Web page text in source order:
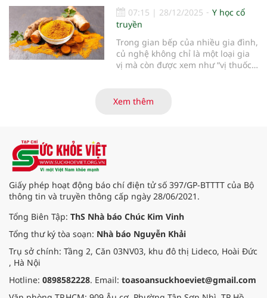
07:15 | 28/12/2025
Y học cổ
truyền
Trong gian bếp của nhiều gia đình,
củ nghệ không chỉ là một loại gia
vị mà còn được xem như “vị thuốc”
cho thấy nghệ mang lại không ít
Xem thêm
Giấy phép hoạt động báo chí điện tử số 397/GP-BTTTT của Bộ
thông tin và truyền thông cấp ngày 28/06/2021.
Tổng Biên Tập: ThS Nhà báo Chúc Kim Vinh
Tổng thư ký tòa soạn: Nhà báo Nguyễn Khải
Trụ sở chính: Tầng 2, Căn 03NV03, khu đô thị Lideco, Hoài Đức
, Hà Nội
Hotline: 0898582228. Email: toasoansuckhoeviet@gmail.com